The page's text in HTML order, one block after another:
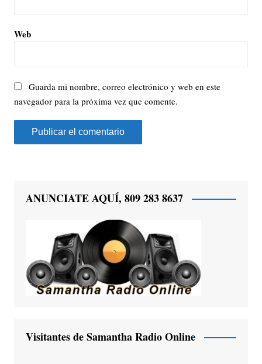
Web
Guarda mi nombre, correo electrónico y web en este
navegador para la próxima vez que comente.
ANUNCIATE AQUÍ, 809 283 8637
Visitantes de Samantha Radio Online